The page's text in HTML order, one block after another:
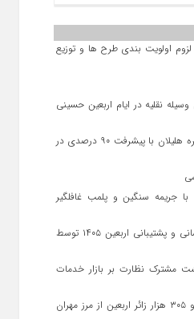
لزوم اولویت‌ بندی طرح‌ ها و توزیع
نقلیه در ایام اربعین حسینی
پروژه سازه سنگی و ملاتی کهره هلیلان با پیشرفت ۹۰ درصدی در
جریمه سنگین و پلمب غافلگیر
تجلیل از رانندگان ناوگان آبرسانی و پشتیبانی اربعین ۱۴۰۵ توسط
گشت مشترک نظارت بر بازار خدمات
بازگشت بیش از یک میلیون و ۳۰۵ هزار زائر اربعین از مرز مهران